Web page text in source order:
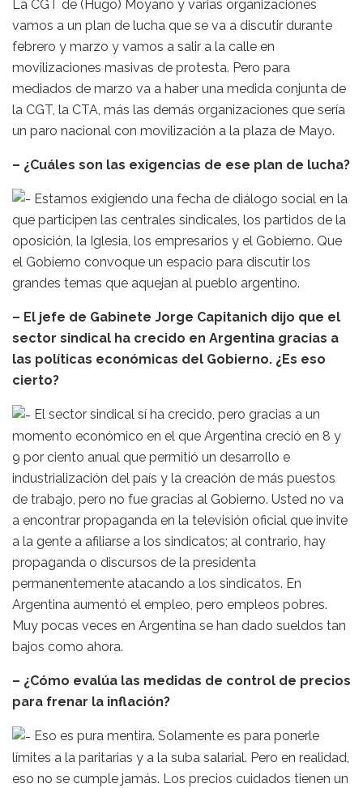
La CGT de (Hugo) Moyano y varias organizaciones
vamos a un plan de lucha que se va a discutir durante
febrero y marzo y vamos a salir a la calle en
movilizaciones masivas de protesta. Pero para
mediados de marzo va a haber una medida conjunta de
la CGT, la CTA, más las demás organizaciones que sería
un paro nacional con movilización a la plaza de Mayo.
– ¿Cuáles son las exigencias de ese plan de lucha?
Estamos exigiendo una fecha de diálogo social en la
que participen las centrales sindicales, los partidos de la
oposición, la Iglesia, los empresarios y el Gobierno. Que
el Gobierno convoque un espacio para discutir los
grandes temas que aquejan al pueblo argentino.
– El jefe de Gabinete Jorge Capitanich dijo que el
sector sindical ha crecido en Argentina gracias a
las políticas económicas del Gobierno. ¿Es eso
cierto?
El sector sindical sí ha crecido, pero gracias a un
momento económico en el que Argentina creció en 8 y
9 por ciento anual que permitió un desarrollo e
industrialización del país y la creación de más puestos
de trabajo, pero no fue gracias al Gobierno. Usted no va
a encontrar propaganda en la televisión oficial que invite
a la gente a afiliarse a los sindicatos; al contrario, hay
propaganda o discursos de la presidenta
permanentemente atacando a los sindicatos. En
Argentina aumentó el empleo, pero empleos pobres.
Muy pocas veces en Argentina se han dado sueldos tan
bajos como ahora.
– ¿Cómo evalúa las medidas de control de precios
para frenar la inflación?
Eso es pura mentira. Solamente es para ponerle
límites a la paritarias y a la suba salarial. Pero en realidad,
eso no se cumple jamás. Los precios cuidados tienen un